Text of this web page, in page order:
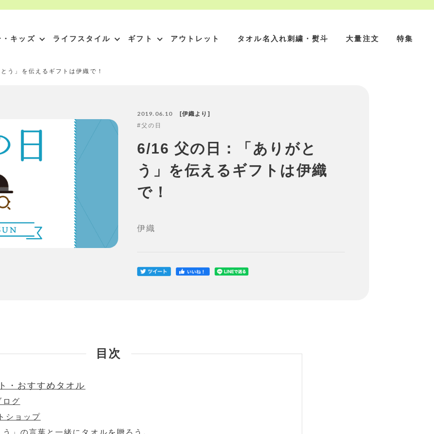
・キッズ ライフスタイル ギフト アウトレット タオル名入れ刺繍・熨斗 大量注文 特集
う」を伝えるギフトは伊織で！
2019.06.10
伊織より
父の日
6/16 父の日：「ありがと
う」を伝えるギフトは伊織
で！
伊織
目次
・おすすめタオル
ログ
ショップ
」の言葉と一緒にタオルを贈ろう。